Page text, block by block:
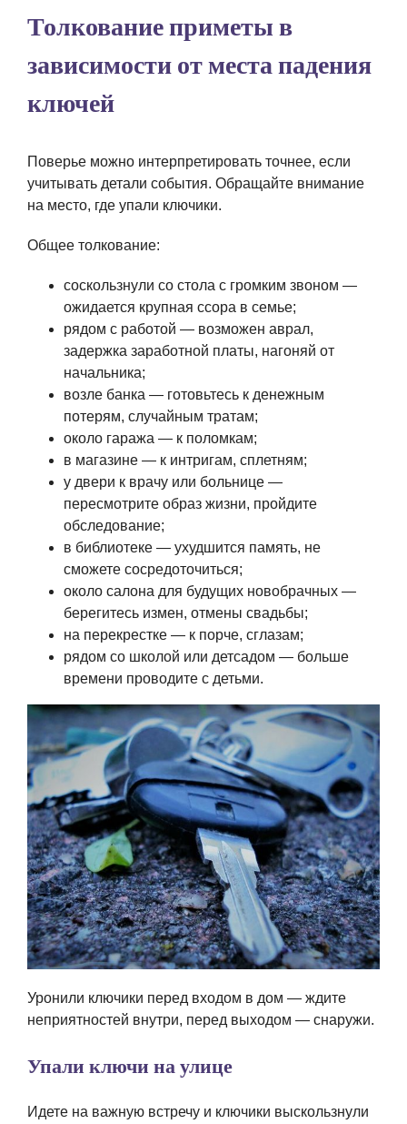
Толкование приметы в
зависимости от места падения
ключей
Поверье можно интерпретировать точнее, если
учитывать детали события. Обращайте внимание
на место, где упали ключики.
Общее толкование:
соскользнули со стола с громким звоном —
ожидается крупная ссора в семье;
рядом с работой — возможен аврал,
задержка заработной платы, нагоняй от
начальника;
возле банка — готовьтесь к денежным
потерям, случайным тратам;
около гаража — к поломкам;
в магазине — к интригам, сплетням;
у двери к врачу или больнице —
пересмотрите образ жизни, пройдите
обследование;
в библиотеке — ухудшится память, не
сможете сосредоточиться;
около салона для будущих новобрачных —
берегитесь измен, отмены свадьбы;
на перекрестке — к порче, сглазам;
рядом со школой или детсадом — больше
времени проводите с детьми.
Уронили ключики перед входом в дом — ждите
неприятностей внутри, перед выходом — снаружи.
Упали ключи на улице
Идете на важную встречу и ключики выскользнули